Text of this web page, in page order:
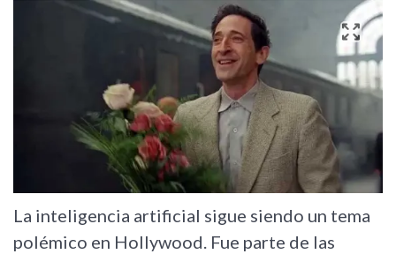
La inteligencia artificial sigue siendo un tema
polémico en Hollywood. Fue parte de las